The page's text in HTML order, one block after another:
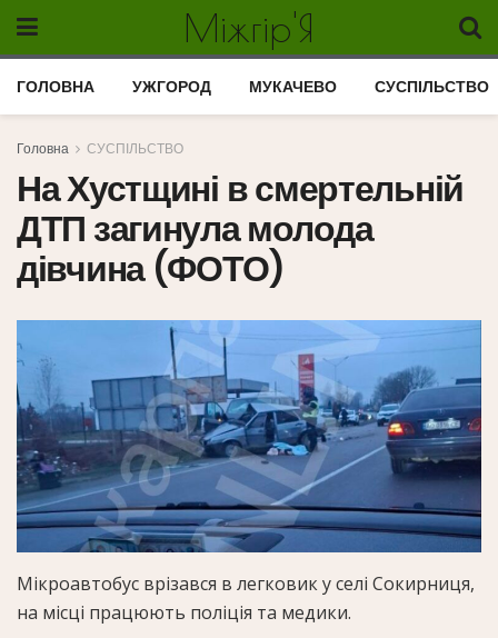
Міжгір'Я
ГОЛОВНА УЖГОРОД МУКАЧЕВО СУСПІЛЬСТВО
Головна СУСПІЛЬСТВО
На Хустщині в смертельній
ДТП загинула молода
дівчина (ФОТО)
Мікроавтобус врізався в легковик у селі Сокирниця,
на місці працюють поліція та медики.